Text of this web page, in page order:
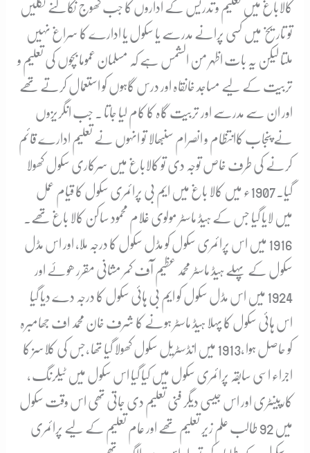
کالاباغ میں تعلیم و تدریس کے اداروں کا جب کھوج نکالنے نکلیں
تو تاریخ میں کسی پرانے مدرسے یا سکول یا ادارے کا سراغ نہیں
ملتا لیکن یہ بات اظہر من الشمس ہے کہ مسلمان عموما بچوں کی تعلیم و
تربیت کے لیے مساجد خانقاہ اور درس گاہوں کو استعمال کرتے تھے
اور ان سے مدرسے اور تربیت گاہ کا کام لیا جاتا ۔ جب انگریزوں
نے پنجاب کاانتظام و انصرام سنبھالا تو انہوں نے تعلیم ادارے قائم
کرنے کی طرف خاص توجہ دی تو کالاباغ میں سرکاری سکول کھولا
گیا۔1907ء میں کالا باغ میں ایم بی پرائمری سکول کا قیام عمل
میں لایا گیا جس کے ہیڈ ماسٹر مولوی غلام محمود ساکن کالا باغ تھے۔
1916 میں اس پرائمری سکول کو مڈل سکول کا درجہ ملا، اور اس مڈل
سکول کے پہلے ہیڈ ماسٹر محمد عظیم آف کمر مشانی مقرر ھوۓ اور
1924 میں اس مڈل سکول کو ایم بی ہائی سکول کا درجہ دے دیا گیا
اس ہائی سکول کا پہلا ہیڈ ماسٹر ہونے کا شرف خان محمد اف جھامبرہ
کو حاصل ہوا ،1913 میں انڈسٹریل سکول کھولا گیا تھا ،جس کی کلاسز کا
اجراء اسی سابقہ پرائمری سکول میں کیا گیا اس سکول میں ٹیلرنگ ،
کارپینٹری اور اس جیسی دیگر فنی تعلیم دی جاتی تھی اس وقت سکول
میں 92 طالب علم زیر تعلیم تھے اور عام تعلیم کے لیے پرائمری